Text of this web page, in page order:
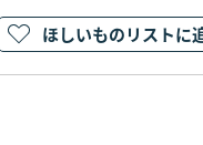
ほしいものリストに